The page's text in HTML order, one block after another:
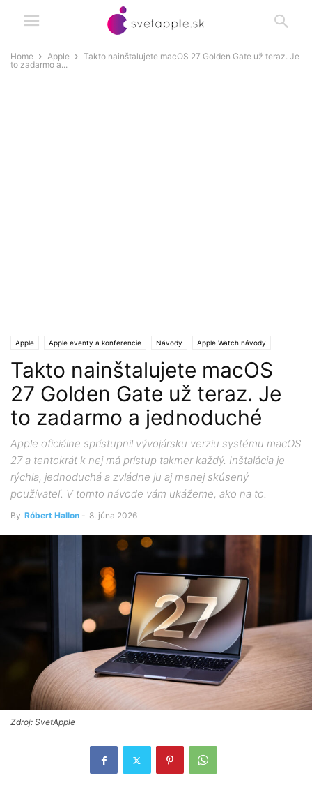
Home Apple
Takto nainštalujete macOS 27 Golden Gate už teraz. Je
to zadarmo a...
Apple Apple eventy a konferencie Návody Apple Watch návody
Keynote macOS macOS 27 Golden Gate macOS návody
Novinky WWDC
Takto nainštalujete macOS
27 Golden Gate už teraz. Je
to zadarmo a jednoduché
Apple oficiálne sprístupnil vývojársku verziu systému macOS
27 a tentokrát k nej má prístup takmer každý. Inštalácia je
rýchla, jednoduchá a zvládne ju aj menej skúsený
používateľ. V tomto návode vám ukážeme, ako na to.
By Róbert Hallon - 8. júna 2026
Zdroj: SvetApple